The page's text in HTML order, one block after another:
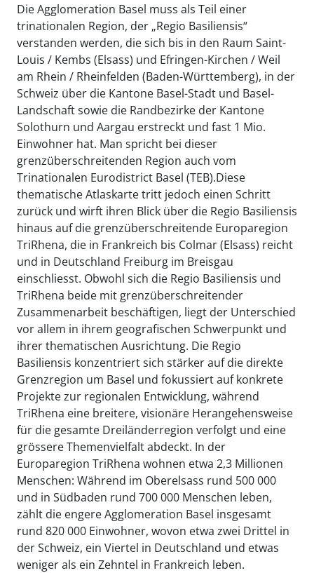
Die Agglomeration Basel muss als Teil einer
trinationalen Region, der „Regio Basiliensis“
verstanden werden, die sich bis in den Raum Saint-
Louis / Kembs (Elsass) und Efringen-Kirchen / Weil
am Rhein / Rheinfelden (Baden-Württemberg), in der
Schweiz über die Kantone Basel-Stadt und Basel-
Landschaft sowie die Randbezirke der Kantone
Solothurn und Aargau erstreckt und fast 1 Mio.
Einwohner hat. Man spricht bei dieser
grenzüberschreitenden Region auch vom
Trinationalen Eurodistrict Basel (TEB).Diese
thematische Atlaskarte tritt jedoch einen Schritt
zurück und wirft ihren Blick über die Regio Basiliensis
hinaus auf die grenzüberschreitende Europaregion
TriRhena, die in Frankreich bis Colmar (Elsass) reicht
und in Deutschland Freiburg im Breisgau
einschliesst. Obwohl sich die Regio Basiliensis und
TriRhena beide mit grenzüberschreitender
Zusammenarbeit beschäftigen, liegt der Unterschied
vor allem in ihrem geografischen Schwerpunkt und
ihrer thematischen Ausrichtung. Die Regio
Basiliensis konzentriert sich stärker auf die direkte
Grenzregion um Basel und fokussiert auf konkrete
Projekte zur regionalen Entwicklung, während
TriRhena eine breitere, visionäre Herangehensweise
für die gesamte Dreiländerregion verfolgt und eine
grössere Themenvielfalt abdeckt. In der
Europaregion TriRhena wohnen etwa 2,3 Millionen
Menschen: Während im Oberelsass rund 500 000
und in Südbaden rund 700 000 Menschen leben,
zählt die engere Agglomeration Basel insgesamt
rund 820 000 Einwohner, wovon etwa zwei Drittel in
der Schweiz, ein Viertel in Deutschland und etwas
weniger als ein Zehntel in Frankreich leben.